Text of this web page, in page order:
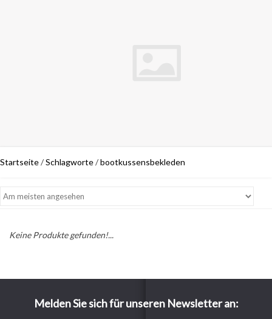
Startseite/Schlagworte/bootkussensbekleden
Keine Produkte gefunden!...
Melden Sie sich für unseren Newsletter an: